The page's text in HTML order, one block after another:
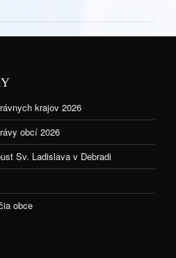
krajov 2026
obcí 2026
Sv. Ladislava v Debradi
obce